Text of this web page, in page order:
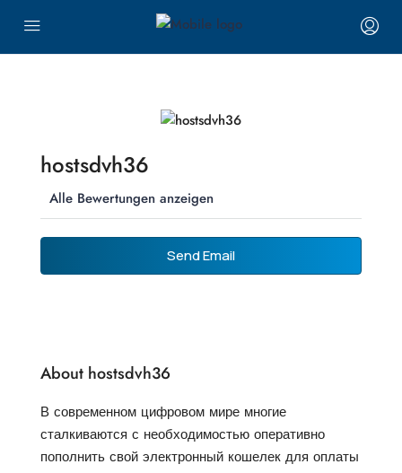
hostsdvh36
Alle Bewertungen anzeigen
Send Email
About hostsdvh36
В современном цифровом мире многие
сталкиваются с необходимостью оперативно
пополнить свой электронный кошелек для оплаты